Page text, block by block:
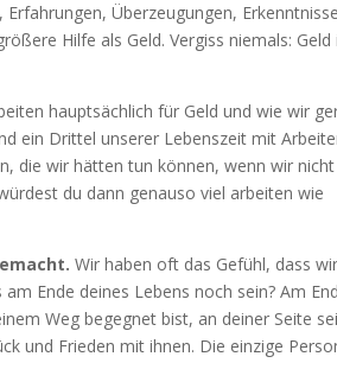
Überzeugungen,
Hilfe als Geld. Vergiss niemals: Geld
hauptsächlich für Geld und wie wir
ein Drittel unserer Lebenszeit mit
die wir hätten tun können, wenn wir nicht
du dann genauso viel arbeiten wie
Wir haben oft das Gefühl, dass
Ende deines Lebens noch sein? Am
Weg begegnet bist, an deiner Seite
und Frieden mit ihnen. Die einzige